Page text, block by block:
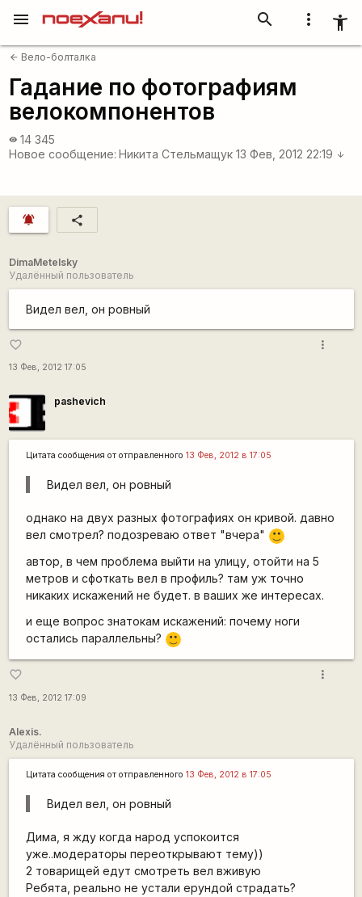
more_vert accessibility_new
search
menu
arrow_back Вело-болталка
Гадание по фотографиям
велокомпонентов
visibility 14 345
Новое сообщение: Никита Стельмащук 13 Фев, 2012 22:19 arrow_downward
notifications_active share
DimaMetelsky
Удалённый пользователь
Видел вел, он ровный
favorite_border
13 Фев, 2012 17:05
more_vert
pashevich
Цитата сообщения от отправленного 13 Фев, 2012 в 17:05
Видел вел, он ровный
однако на двух разных фотографиях он кривой. давно
вел смотрел? подозреваю ответ "вчера"
:)
автор, в чем проблема выйти на улицу, отойти на 5
метров и сфоткать вел в профиль? там уж точно
никаких искажений не будет. в ваших же интересах.
и еще вопрос знатокам искажений: почему ноги
остались параллельны?
:)
favorite_border
13 Фев, 2012 17:09
more_vert
Alexis.
Удалённый пользователь
Цитата сообщения от отправленного 13 Фев, 2012 в 17:05
Видел вел, он ровный
Дима, я жду когда народ успокоится
уже..модераторы переоткрывают тему))
2 товарищей едут смотреть вел вживую
Ребята, реально не устали ерундой страдать?